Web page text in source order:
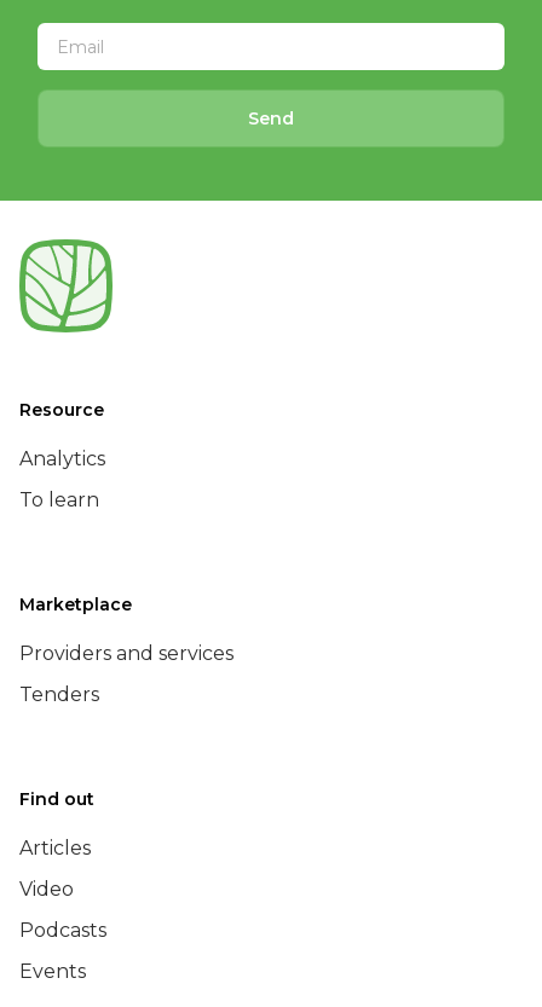
Send
Resource
Analytics
To learn
Marketplace
Providers and services
Tenders
Find out
Articles
Video
Podcasts
Events